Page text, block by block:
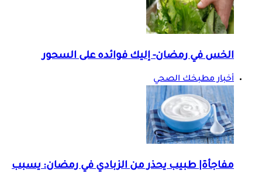
الخس في رمضان- إليك فوائده على السحور
أخبار مطبخك الصحي
مفاجأة| طبيب يحذر من الزبادي في رمضان: يسبب